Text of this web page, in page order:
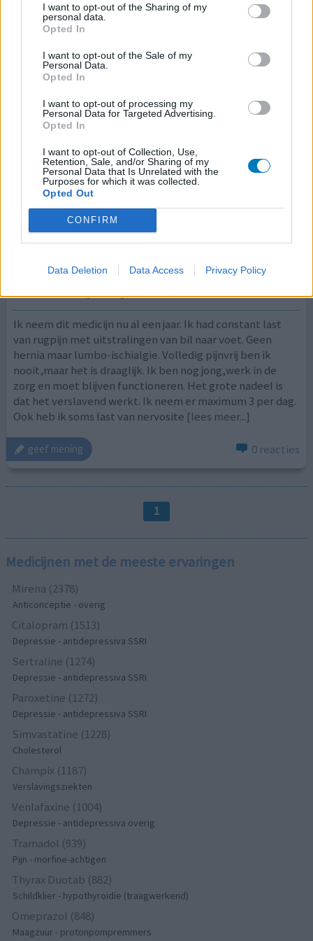
I want to opt-out of the Sharing of my
personal data.
Opted In
I want to opt-out of the Sale of my
Personal Data.
Opted In
I want to opt-out of processing my
Personal Data for Targeted Advertising.
Opted In
I want to opt-out of Collection, Use,
Retention, Sale, and/or Sharing of my
Personal Data that Is Unrelated with the
Purposes for which it was collected.
Opted Out
CONFIRM
Data Deletion Data Access Privacy Policy
Ik heb sinds maart rugklachten met daarbij uitstraling in
de bil, het been, kuit en voet (tintelingen). Ik kreeg
Zaldiar voorgeschreven, 3x per dag 1 tablet. De pijn werd
dragelijker. Wel bijwerkingen als sufheid, misselijk en
soms een gehaast/ nerveus gevoel. Daarna verminderd en
zelfs gestopt, het leek beter te gaan. Toen door mijn rug
gegaan en sindsdien zit ik weer aan[lees meer...]
geef mening
Zaldiar
06-09-2013 | Vrouw | 35
paracetamol / tramadol
Lage rugpijn
Effectiviteit
Ik neem dit medicijn nu al een jaar. Ik had constant last
van rugpijn met uitstralingen van bil naar voet. Geen
hernia maar lumbo-ischialgie. Volledig pijnvrij ben ik
nooit,maar het is draaglijk. Ik ben nog jong,werk in de
zorg en moet blijven functioneren. Het grote nadeel is
dat het verslavend werkt. Ik neem er maximum 3 per dag.
Ook heb ik soms last van nervosite [lees meer...]
geef mening 0 reacties
1
Medicijnen met de meeste ervaringen
Mirena (2378)
Anticonceptie - overig
Citalopram (1513)
Depressie - antidepressiva SSRI
Sertraline (1274)
Depressie - antidepressiva SSRI
Paroxetine (1272)
Depressie - antidepressiva SSRI
Simvastatine (1228)
Cholesterol
Champix (1187)
Verslavingsziekten
Venlafaxine (1004)
Depressie - antidepressiva overig
Tramadol (939)
Pijn - morfine-achtigen
Thyrax Duotab (882)
Schildklier - hypothyroidie (traagwerkend)
Omeprazol (848)
Maagzuur - protonpompremmers